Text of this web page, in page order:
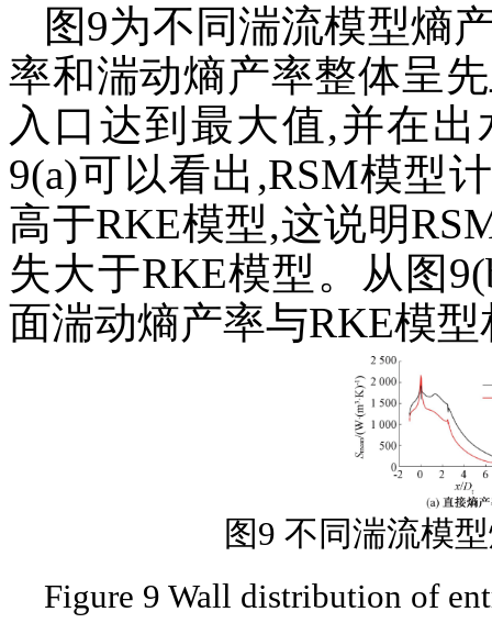
图9为不同湍流模型熵
率和湍动熵产率整体呈
入口达到最大值,并在
9(a)可以看出,RSM模型
高于RKE模型,这说明
失大于RKE模型。从图
面湍动熵产率与RKE模
图9 不同湍流模
Figure 9 Wall distribution of